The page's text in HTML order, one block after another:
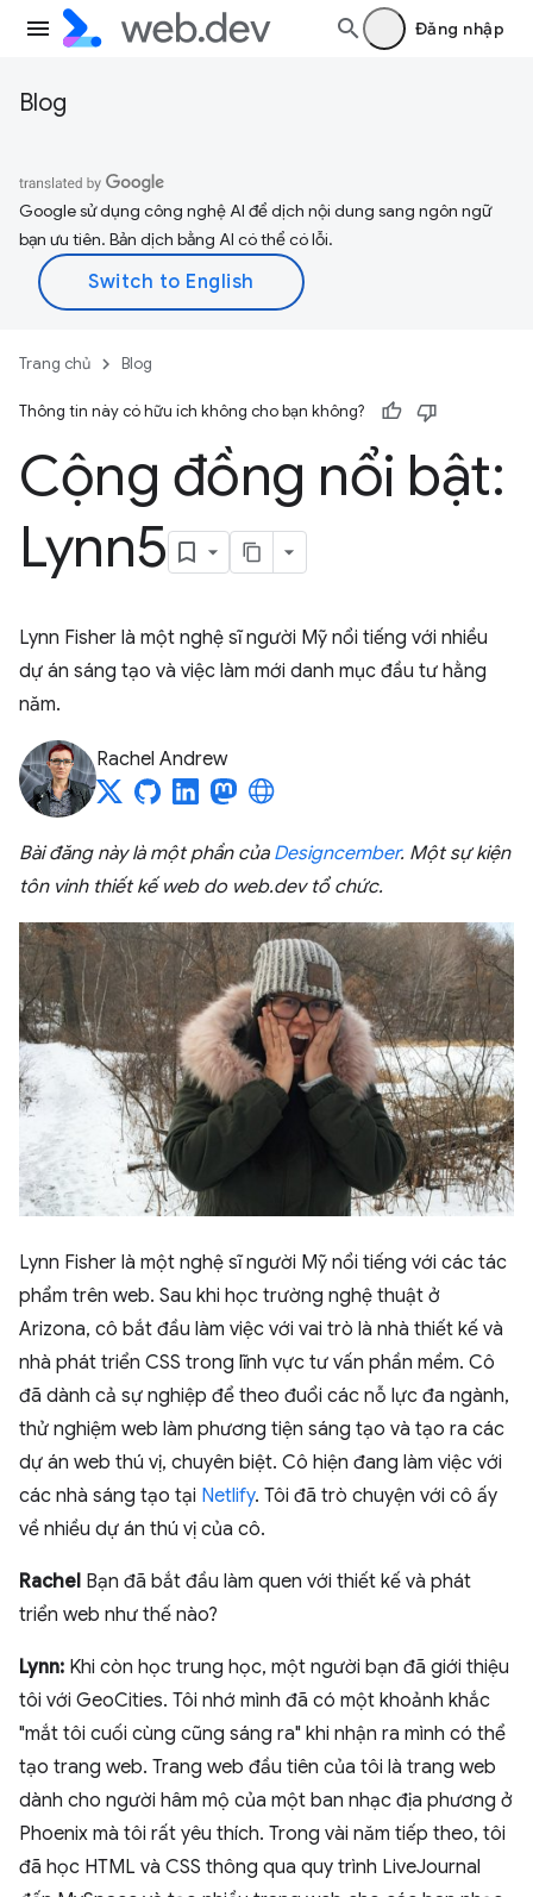
Đăng nhập
Blog
Google sử dụng công nghệ AI để dịch nội dung sang ngôn ngữ
bạn ưu tiên. Bản dịch bằng AI có thể có lỗi.
Trang chủ Blog
Thông tin này có hữu ích không cho bạn không?
Cộng đồng nổi bật:
Lynn5
Lynn Fisher là một nghệ sĩ người Mỹ nổi tiếng với nhiều
dự án sáng tạo và việc làm mới danh mục đầu tư hằng
năm.
Rachel Andrew
Bài đăng này là một phần của Designcember. Một sự kiện
tôn vinh thiết kế web do web.dev tổ chức.
Lynn Fisher là một nghệ sĩ người Mỹ nổi tiếng với các tác
phẩm trên web. Sau khi học trường nghệ thuật ở
Arizona, cô bắt đầu làm việc với vai trò là nhà thiết kế và
nhà phát triển CSS trong lĩnh vực tư vấn phần mềm. Cô
đã dành cả sự nghiệp để theo đuổi các nỗ lực đa ngành,
thử nghiệm web làm phương tiện sáng tạo và tạo ra các
dự án web thú vị, chuyên biệt. Cô hiện đang làm việc với
các nhà sáng tạo tại Netlify. Tôi đã trò chuyện với cô ấy
về nhiều dự án thú vị của cô.
Rachel Bạn đã bắt đầu làm quen với thiết kế và phát
triển web như thế nào?
Lynn: Khi còn học trung học, một người bạn đã giới thiệu
tôi với GeoCities. Tôi nhớ mình đã có một khoảnh khắc
"mắt tôi cuối cùng cũng sáng ra" khi nhận ra mình có thể
tạo trang web. Trang web đầu tiên của tôi là trang web
dành cho người hâm mộ của một ban nhạc địa phương ở
Phoenix mà tôi rất yêu thích. Trong vài năm tiếp theo, tôi
đã học HTML và CSS thông qua quy trình LiveJournal